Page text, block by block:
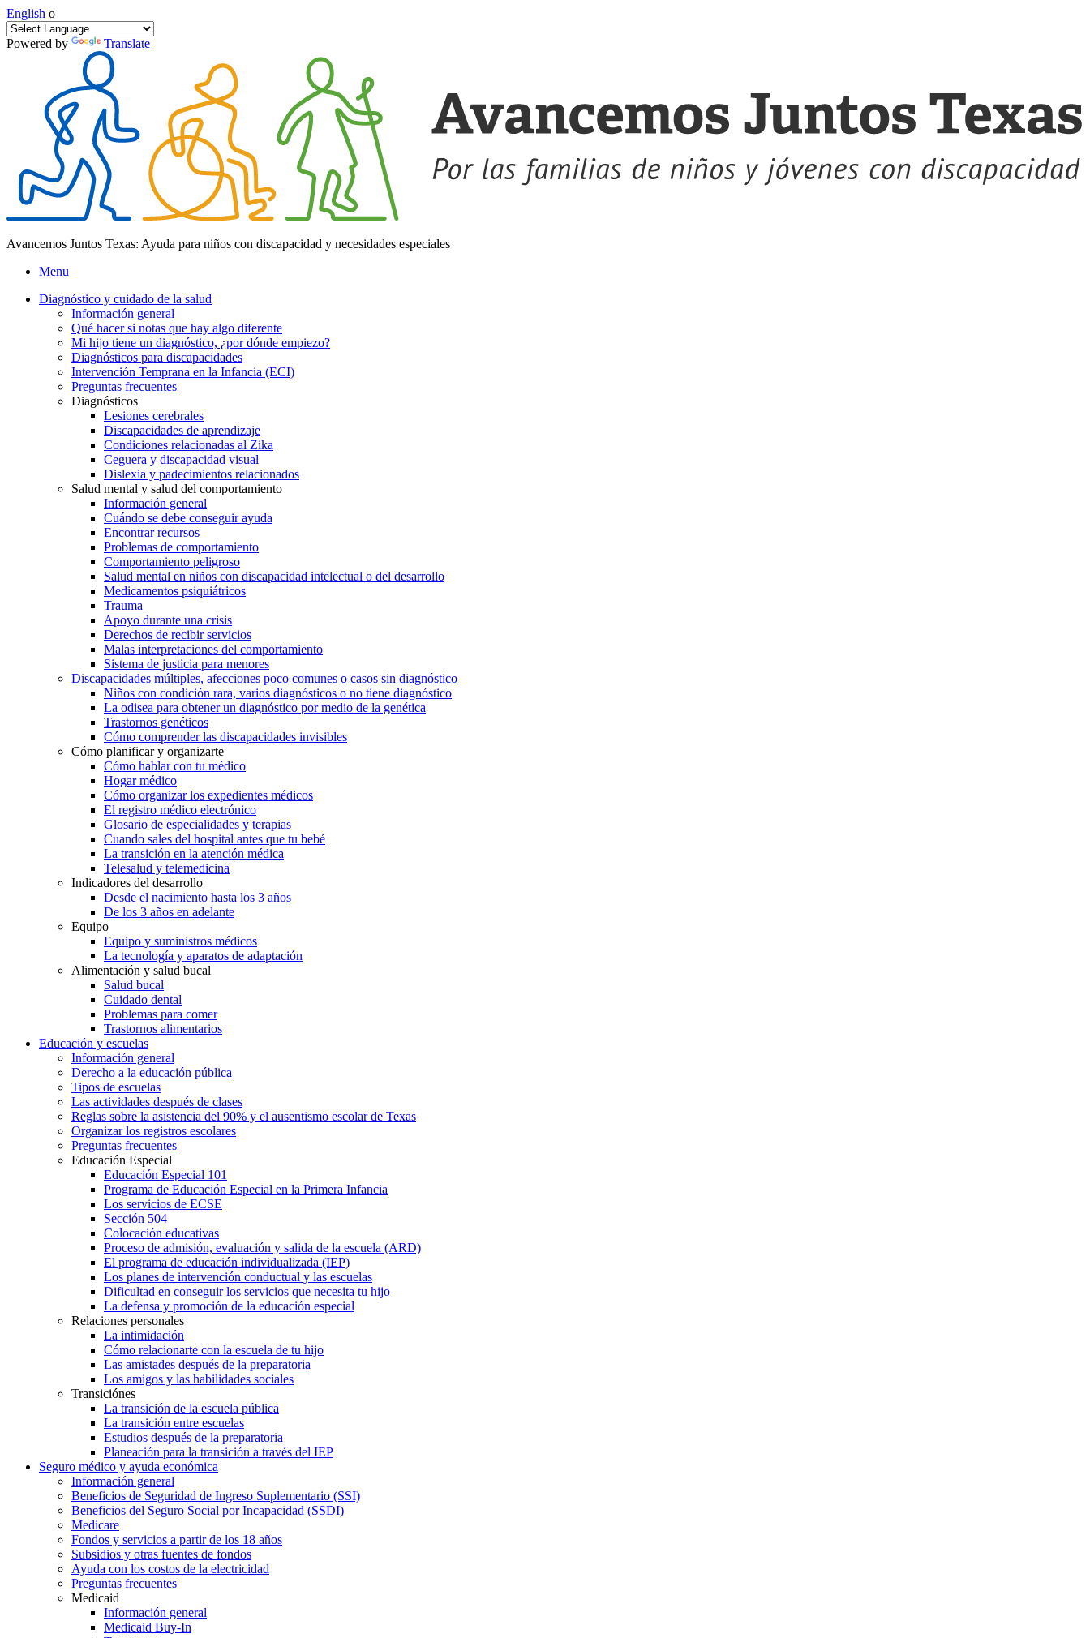
English o
Powered by Translate
Avancemos Juntos Texas: Ayuda para niños con discapacidad y necesidades especiales
Menu
Diagnóstico y cuidado de la salud
Información general
Qué hacer si notas que hay algo diferente
Mi hijo tiene un diagnóstico, ¿por dónde empiezo?
Diagnósticos para discapacidades
Intervención Temprana en la Infancia (ECI)
Preguntas frecuentes
Diagnósticos
Lesiones cerebrales
Discapacidades de aprendizaje
Condiciones relacionadas al Zika
Ceguera y discapacidad visual
Dislexia y padecimientos relacionados
Salud mental y salud del comportamiento
Información general
Cuándo se debe conseguir ayuda
Encontrar recursos
Problemas de comportamiento
Comportamiento peligroso
Salud mental en niños con discapacidad intelectual o del desarrollo
Medicamentos psiquiátricos
Trauma
Apoyo durante una crisis
Derechos de recibir servicios
Malas interpretaciones del comportamiento
Sistema de justicia para menores
Discapacidades múltiples, afecciones poco comunes o casos sin diagnóstico
Niños con condición rara, varios diagnósticos o no tiene diagnóstico
La odisea para obtener un diagnóstico por medio de la genética
Trastornos genéticos
Cómo comprender las discapacidades invisibles
Cómo planificar y organizarte
Cómo hablar con tu médico
Hogar médico
Cómo organizar los expedientes médicos
El registro médico electrónico
Glosario de especialidades y terapias
Cuando sales del hospital antes que tu bebé
La transición en la atención médica
Telesalud y telemedicina
Indicadores del desarrollo
Desde el nacimiento hasta los 3 años
De los 3 años en adelante
Equipo
Equipo y suministros médicos
La tecnología y aparatos de adaptación
Alimentación y salud bucal
Salud bucal
Cuidado dental
Problemas para comer
Trastornos alimentarios
Educación y escuelas
Información general
Derecho a la educación pública
Tipos de escuelas
Las actividades después de clases
Reglas sobre la asistencia del 90% y el ausentismo escolar de Texas
Organizar los registros escolares
Preguntas frecuentes
Educación Especial
Educación Especial 101
Programa de Educación Especial en la Primera Infancia
Los servicios de ECSE
Sección 504
Colocación educativas
Proceso de admisión, evaluación y salida de la escuela (ARD)
El programa de educación individualizada (IEP)
Los planes de intervención conductual y las escuelas
Dificultad en conseguir los servicios que necesita tu hijo
La defensa y promoción de la educación especial
Relaciones personales
La intimidación
Cómo relacionarte con la escuela de tu hijo
Las amistades después de la preparatoria
Los amigos y las habilidades sociales
Transiciónes
La transición de la escuela pública
La transición entre escuelas
Estudios después de la preparatoria
Planeación para la transición a través del IEP
Seguro médico y ayuda económica
Información general
Beneficios de Seguridad de Ingreso Suplementario (SSI)
Beneficios del Seguro Social por Incapacidad (SSDI)
Medicare
Fondos y servicios a partir de los 18 años
Subsidios y otras fuentes de fondos
Ayuda con los costos de la electricidad
Preguntas frecuentes
Medicaid
Información general
Medicaid Buy-In